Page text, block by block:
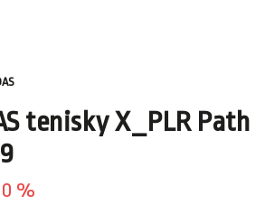
tenisky X_PLR Path
%